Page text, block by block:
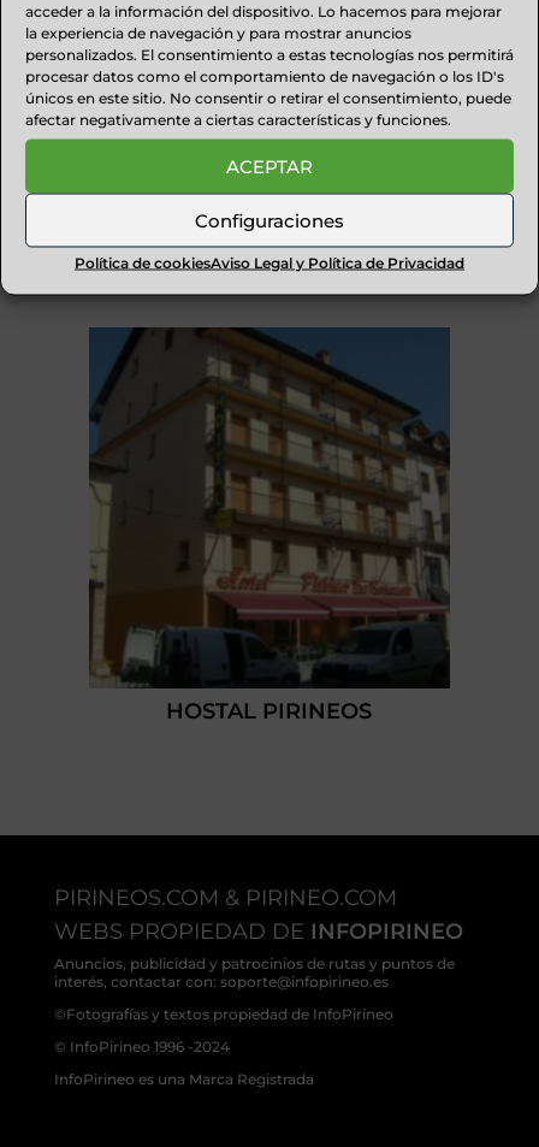
acceder a la información del dispositivo. Lo hacemos para mejorar
la experiencia de navegación y para mostrar anuncios
personalizados. El consentimiento a estas tecnologías nos permitirá
procesar datos como el comportamiento de navegación o los ID's
únicos en este sitio. No consentir o retirar el consentimiento, puede
afectar negativamente a ciertas características y funciones.
ACEPTAR
Configuraciones
Política de cookiesAviso Legal y Política de Privacidad
HOTEL RURAL CASA PUYUELO
HOSTAL PIRINEOS
PIRINEOS.COM & PIRINEO.COM
WEBS PROPIEDAD DE INFOPIRINEO
Anuncios, publicidad y patrocinios de rutas y puntos de
interés, contactar con: soporte@infopirineo.es
©Fotografías y textos propiedad de InfoPirineo
© InfoPirineo 1996 -2024
InfoPirineo es una Marca Registrada